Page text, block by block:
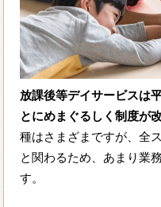
放課後等デイサービスは
とにめまぐるしく制度が
種はさまざまですが、全
と関わるため、あまり業
す。